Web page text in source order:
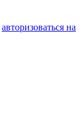
авторизоваться на